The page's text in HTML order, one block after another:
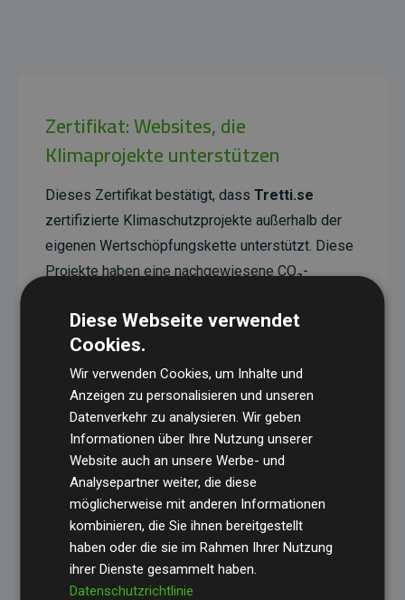
Zertifikat: Websites, die
Klimaprojekte unterstützen
Dieses Zertifikat bestätigt, dass Tretti.se
zertifizierte Klimaschutzprojekte außerhalb der
eigenen Wertschöpfungskette unterstützt. Diese
Projekte haben eine nachgewiesene CO₂-
Doppelten der geschätzten Emissionen der
Website entspricht.
Alle unterstützten Projekte werden durch
Standardverifiziert und erfüllen höchste
Anforderungen an Qualität, tatsächliche
Klimawirkung und Transparenz. Weitere
Informationen zu den einzelnen Projekten finden
Sie hier.
Diese Webseite verwendet
Cookies.
Wir verwenden Cookies, um Inhalte und
Anzeigen zu personalisieren und unseren
Datenverkehr zu analysieren. Wir geben
Informationen über Ihre Nutzung unserer
Website auch an unsere Werbe- und
Analysepartner weiter, die diese
möglicherweise mit anderen Informationen
kombinieren, die Sie ihnen bereitgestellt
haben oder die sie im Rahmen Ihrer Nutzung
ihrer Dienste gesammelt haben.
Datenschutzrichtlinie